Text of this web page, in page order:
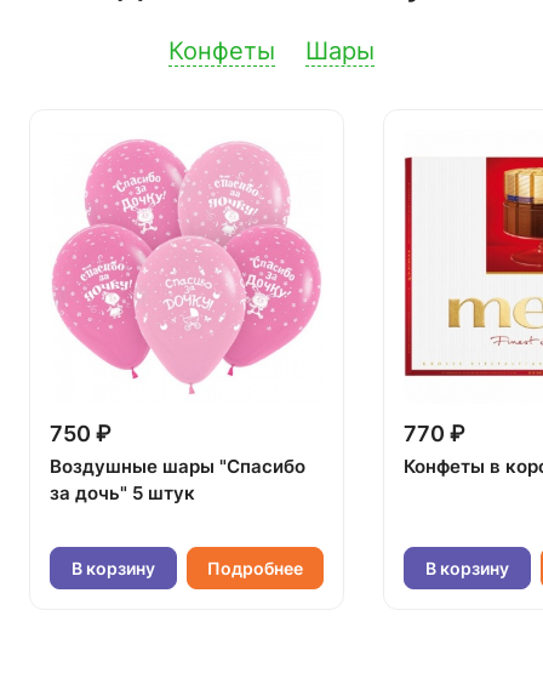
Конфеты Шары
750 ₽
Воздушные шары "Спасибо
за дочь" 5 штук
В корзину Подробнее
770 ₽
Конфеты в
В корзину